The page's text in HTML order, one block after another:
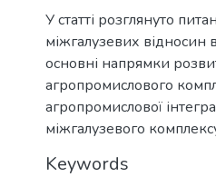
У статті розглянуто
міжгалузевих відносин
основні напрямки
агропромислового
агропромислової
міжгалузевого
Keywords